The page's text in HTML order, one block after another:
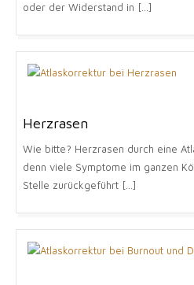
oder der Widerstand in [...]
Herzrasen
Wie bitte? Herzrasen durch eine
denn viele Symptome im ganzen
Stelle zurückgeführt [...]